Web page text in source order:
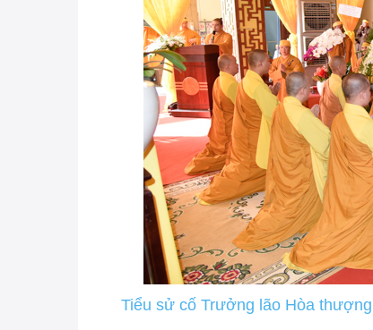
Tiểu sử cố Trưởng lão Hòa